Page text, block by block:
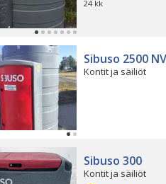
24 kk
Sibuso 2500
Kontit ja säiliöt
Sibuso 300
Kontit ja säiliöt